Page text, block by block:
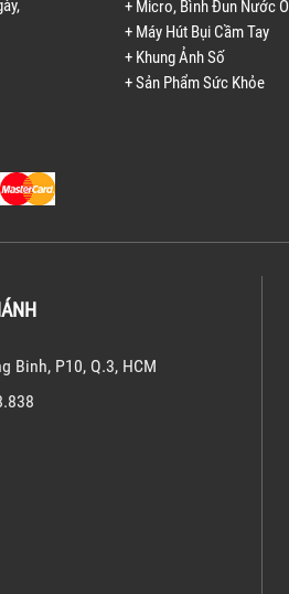
+ Micro, Bình Đun Nước
+ Máy Hút Bụi Cầm Tay
+ Khung Ảnh Số
+ Sản Phẩm Sức Khỏe
Binh, P10, Q.3, HCM